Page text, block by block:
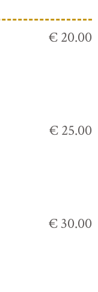
€ 20.00
€ 25.00
€ 30.00